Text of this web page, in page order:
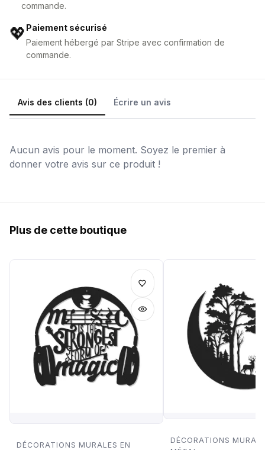
commande.
💖 Paiement sécurisé
Paiement hébergé par Stripe avec confirmation de
commande.
Avis des clients (0) Écrire un avis
Aucun avis pour le moment. Soyez le premier à
donner votre avis sur ce produit !
Plus de cette boutique
DÉCORATIONS MURALES EN
DÉCORATIONS